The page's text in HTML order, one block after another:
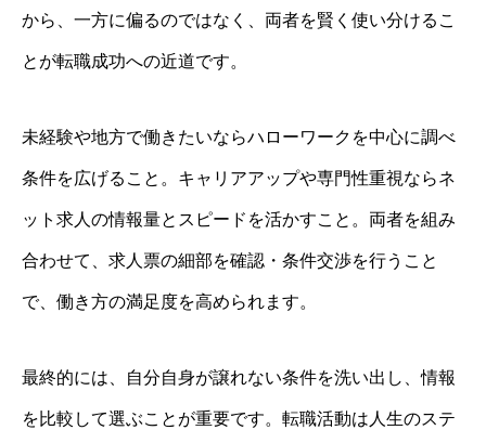
から、一方に偏るのではなく、両者を賢く使い分けるこ
とが転職成功への近道です。
未経験や地方で働きたいならハローワークを中心に調べ
条件を広げること。キャリアアップや専門性重視ならネ
ット求人の情報量とスピードを活かすこと。両者を組み
合わせて、求人票の細部を確認・条件交渉を行うこと
で、働き方の満足度を高められます。
最終的には、自分自身が譲れない条件を洗い出し、情報
を比較して選ぶことが重要です。転職活動は人生のステ